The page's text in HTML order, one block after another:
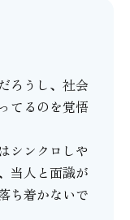
ろうし、社会
てるのを覚悟
シンクロしや
当人と面識が
ち着かないで